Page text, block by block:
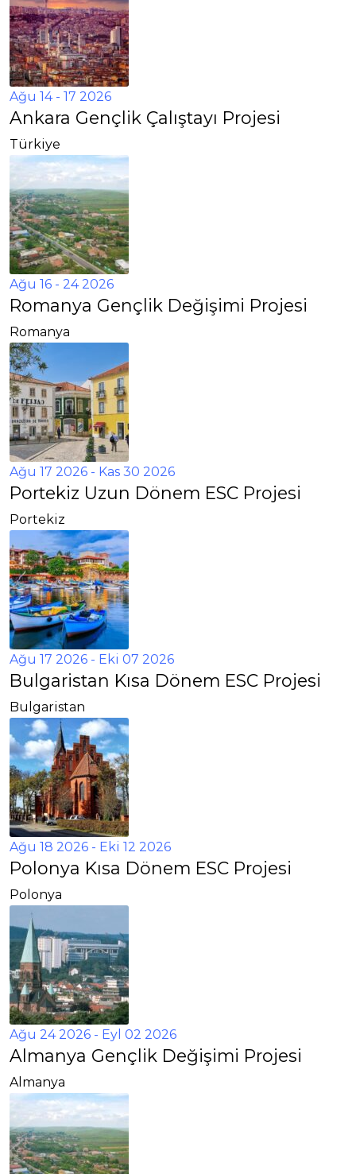
Ağu 14 - 17 2026
Ankara Gençlik Çalıştayı Projesi
Türkiye
Ağu 16 - 24 2026
Romanya Gençlik Değişimi Projesi
Romanya
Ağu 17 2026 - Kas 30 2026
Portekiz Uzun Dönem ESC Projesi
Portekiz
Ağu 17 2026 - Eki 07 2026
Bulgaristan Kısa Dönem ESC Projesi
Bulgaristan
Ağu 18 2026 - Eki 12 2026
Polonya Kısa Dönem ESC Projesi
Polonya
Ağu 24 2026 - Eyl 02 2026
Almanya Gençlik Değişimi Projesi
Almanya